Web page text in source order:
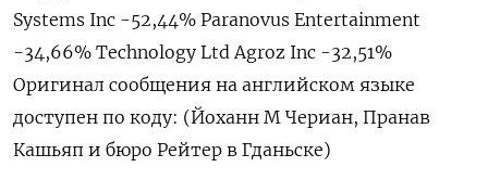
Systems Inc -52,44% Paranovus Entertainment
-34,66% Technology Ltd Agroz Inc -32,51%
Оригинал сообщения на английском языке
доступен по коду: (Йоханн М Чериан, Пранав
Кашьяп и бюро Рейтер в Гданьске)